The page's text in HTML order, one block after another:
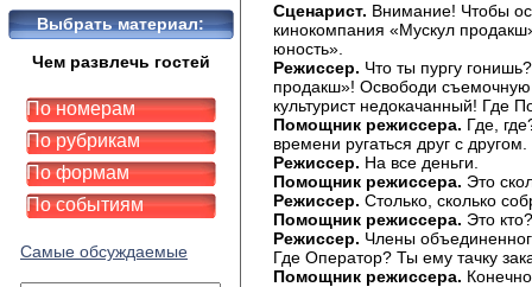
Выбрать материал:
Чем развлечь гостей
По номерам
По рубрикам
По формам
По событиям
Самые обсуждаемые
Сценарист. Внимание! Чтобы
кинокомпания «Мускул
юность».
Режиссер. Что ты пургу
продакш»! Освободи
культурист недокачанный! Где
Помощник режиссера. Где,
времени ругаться друг с
Режиссер. На все деньги.
Помощник режиссера. Это
Режиссер. Столько, сколько
Помощник режиссера. Это кто?
Режиссер. Члены
Где Оператор? Ты ему тачку
Помощник режиссера.